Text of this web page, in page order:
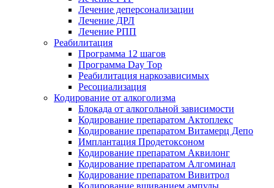
Лечение деперсонализации
Лечение ДРЛ
Лечение РПП
Реабилитация
Программа 12 шагов
Программа Day Top
Реабилитация наркозависимых
Ресоциализация
Кодирование от алкоголизма
Блокада от алкогольной зависимости
Кодирование препаратом Актоплекс
Кодирование препаратом Витамерц Депо
Имплантация Продетоксоном
Кодирование препаратом Аквилонг
Кодирование препаратом Алгоминал
Кодирование препаратом Вивитрол